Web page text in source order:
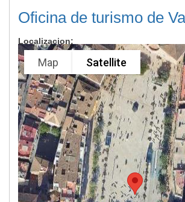
Oficina de turismo de
Localizacion:
Map Satellite